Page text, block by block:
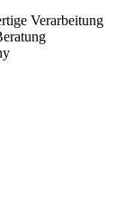
Verarbeitung